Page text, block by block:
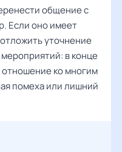
общение с
Если оно имеет
уточнение
в конце
ко многим
помеха или лишний